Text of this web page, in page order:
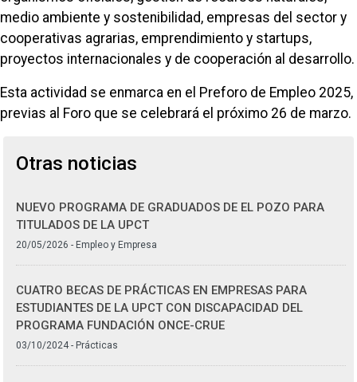
medio ambiente y sostenibilidad, empresas del sector y
cooperativas agrarias, emprendimiento y startups,
proyectos internacionales y de cooperación al desarrollo.
Esta actividad se enmarca en el Preforo de Empleo 2025,
previas al Foro que se celebrará el próximo 26 de marzo.
Otras noticias
NUEVO PROGRAMA DE GRADUADOS DE EL POZO PARA
TITULADOS DE LA UPCT
20/05/2026 - Empleo y Empresa
CUATRO BECAS DE PRÁCTICAS EN EMPRESAS PARA
ESTUDIANTES DE LA UPCT CON DISCAPACIDAD DEL
PROGRAMA FUNDACIÓN ONCE-CRUE
03/10/2024 - Prácticas